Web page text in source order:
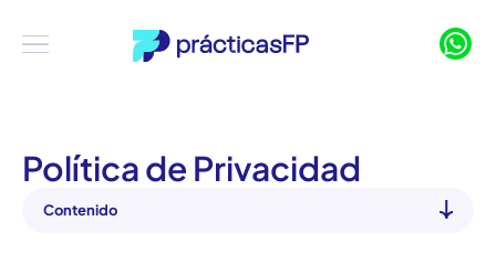
Política de Privacidad
Contenido